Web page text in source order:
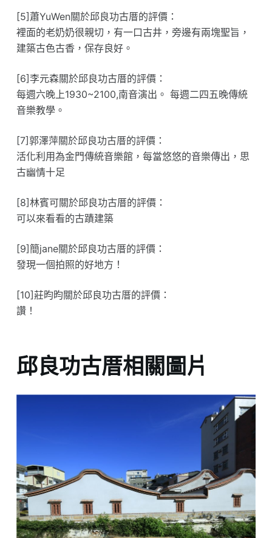
[5]蕭YuWen關於邱良功古厝的評價：
裡面的老奶奶很親切，有一口古井，旁邊有兩塊聖旨，
建築古色古香，保存良好。
[6]李元森關於邱良功古厝的評價：
每週六晚上1930~2100,南音演出。 每週二四五晚傳統
音樂教學。
[7]郭澤萍關於邱良功古厝的評價：
活化利用為金門傳統音樂館，每當悠悠的音樂傳出，思
古幽情十足
[8]林賓可關於邱良功古厝的評價：
可以來看看的古蹟建築
[9]簡jane關於邱良功古厝的評價：
發現一個拍照的好地方！
[10]莊昀昀關於邱良功古厝的評價：
讚！
邱良功古厝相關圖片